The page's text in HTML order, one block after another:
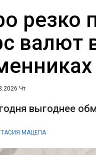
резко
валют
Чт
выгоднее
МАЦЕПА